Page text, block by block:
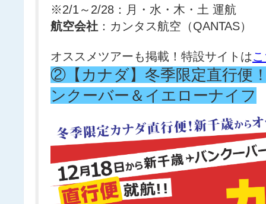
※2/1～2/28：月・水・木・土 運航
航空会社 ：カンタス航空（QANTAS）
オススメツアーも掲載！特設サイトは
②【カナダ】冬季限定直行便
ンクーバー＆イエローナイフ